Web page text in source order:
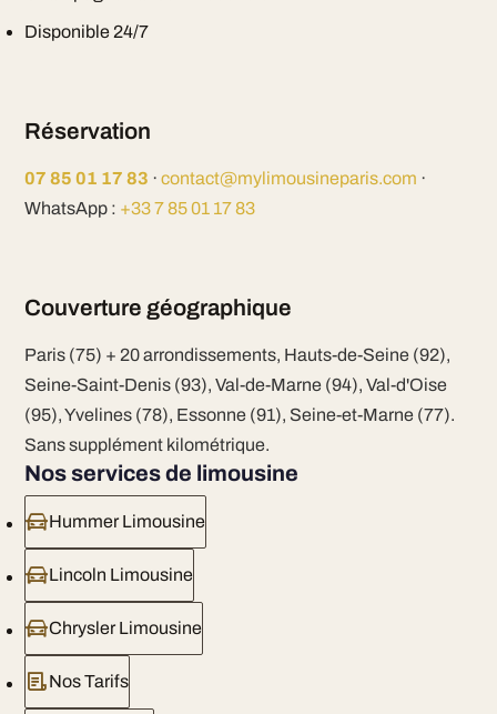
Disponible 24/7
Réservation
07 85 01 17 83 · contact@mylimousineparis.com ·
WhatsApp : +33 7 85 01 17 83
Couverture géographique
Paris (75) + 20 arrondissements, Hauts-de-Seine (92),
Seine-Saint-Denis (93), Val-de-Marne (94), Val-d'Oise
(95), Yvelines (78), Essonne (91), Seine-et-Marne (77).
Sans supplément kilométrique.
Nos services de limousine
Hummer Limousine
Lincoln Limousine
Chrysler Limousine
Nos Tarifs